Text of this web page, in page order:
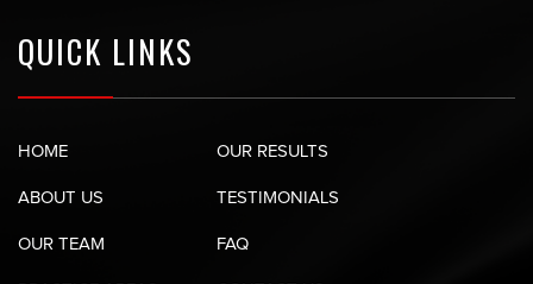
QUICK LINKS
HOME
ABOUT US
OUR TEAM
OUR RESULTS
TESTIMONIALS
FAQ